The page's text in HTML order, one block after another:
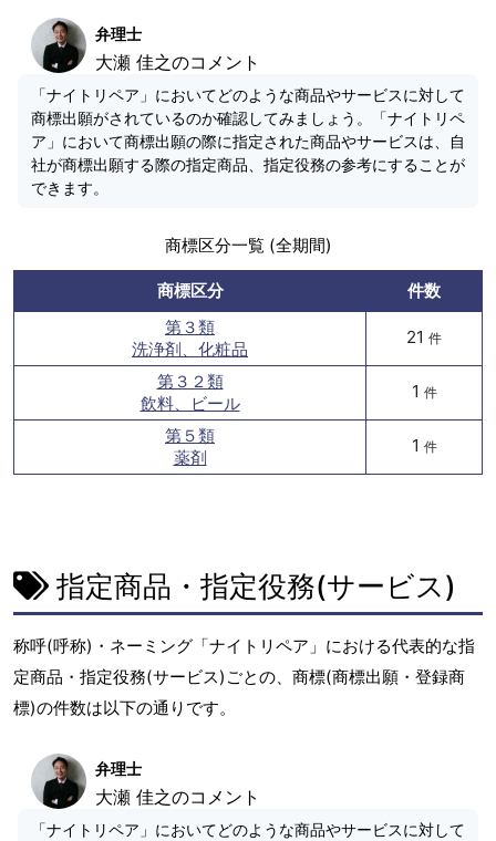
弁理士
大瀬 佳之のコメント
「ナイトリペア」においてどのような商品やサービスに対して
商標出願がされているのか確認してみましょう。「ナイトリペ
ア」において商標出願の際に指定された商品やサービスは、自
社が商標出願する際の指定商品、指定役務の参考にすることが
できます。
商標区分一覧 (全期間)
商標区分
件数
第３類
洗浄剤、化粧品
21 件
第３２類
飲料、ビール
1 件
第５類
薬剤
1 件
指定商品・指定役務(サービス)
称呼(呼称)・ネーミング「ナイトリペア」における代表的な指
定商品・指定役務(サービス)ごとの、商標(商標出願・登録商
標)の件数は以下の通りです。
弁理士
大瀬 佳之のコメント
「ナイトリペア」においてどのような商品やサービスに対して